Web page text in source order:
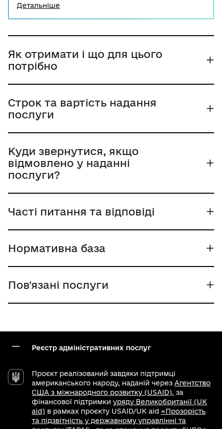
незначними наслідками (СС1), може розпочинати
Портал Дія. До будівельних робіт відноситься нове
будівництво, реконструкція, реставрація,
капітальний ремонт.
Детальніше
Як отримати і що для цього
потрібно
Строк та вартість надання
послуги
Куди звернутися, якщо
відмовлено у наданні
послуги?
Часті питання та відповіді
Нормативна база
Пов'язані послуги
Реєстр адміністративних послуг
Проєкт реалізований завдяки підтримці
американського народу, наданій через Агентство
США з міжнародного розвитку (USAID), за
фінансової підтримки уряду Великобританії (UK
aid) в рамках проєкту USAID/UK aid «Прозорість
та підзвітність у державному управлінні та